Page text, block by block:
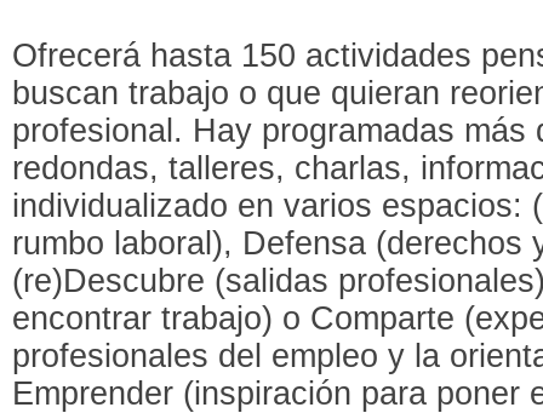
Ofrecerá hasta 150 actividades
buscan trabajo o que quieran
profesional. Hay programadas
redondas, talleres, charlas,
individualizado en varios espacios:
rumbo laboral), Defensa (derechos
(re)Descubre (salidas
encontrar trabajo) o Comparte
profesionales del empleo y la
Emprender (inspiración para poner